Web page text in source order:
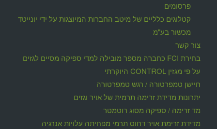
פרסומים
קטלוגים כלליים של מיטב החברות המיוצגות על ידי יונייטד
מכשור בע"מ
צור קשר
בחירת FCI כחברה מספר מובילה למדי ספיקה מסיים לגזים
על פי מגזין CONTROL היוקרתי
חיישן טמפרטורה / רגש טמפרטורה
יתרונות מדידת זרימה תרמית של אויר וגזים
מד זרימה / ספיקה מסוג רוטמטר
מדידת זרימת אויר דחוס תרמי מפחיתה עלויות אנרגיה